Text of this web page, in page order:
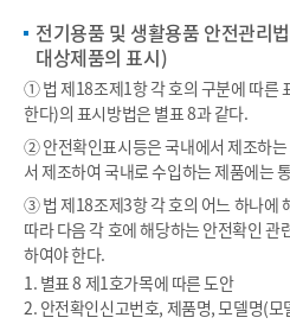
전기용품 및 생활용품 안전관리
대상제품의 표시)
① 법 제18조제1항 각 호의 구분에 따른
한다)의 표시방법은 별표 8과 같다.
② 안전확인표시등은 국내에서 제조하
서 제조하여 국내로 수입하는 제품에는
③ 법 제18조제3항 각 호의 어느 하나에
따라 다음 각 호에 해당하는 안전확인 관
하여야 한다.
1. 별표 8 제1호가목에 따른 도안
2. 안전확인신고번호, 제품명, 모델명(